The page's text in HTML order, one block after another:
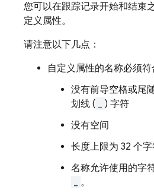
您可以在跟踪记录开始和结束
定义属性。
请注意以下几点：
自定义属性的名称必须符
没有前导空格或尾
划线 (
) 字符
没有空间
长度上限为 32 个
名称允许使用的字
。